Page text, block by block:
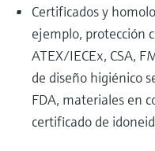
Certificados y
ejemplo, protección
ATEX/IECEx, CSA,
de diseño higiénico
FDA, materiales en
certificado de